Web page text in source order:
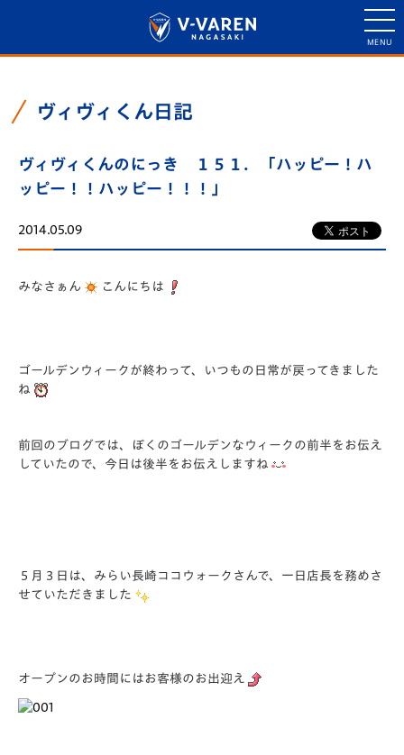
ヴィヴィくん日記
ヴィヴィくんのにっき １５１．「ハッピー！ハ
ッピー！！ハッピー！！！」
2014.05.09
みなさぁん こんにちは
ゴールデンウィークが終わって、いつもの日常が戻ってきました
ね
前回のブログでは、ぼくのゴールデンなウィークの前半をお伝え
していたので、今日は後半をお伝えしますね
５月３日は、みらい長崎ココウォークさんで、一日店長を務めさ
せていただきました
オープンのお時間にはお客様のお出迎え